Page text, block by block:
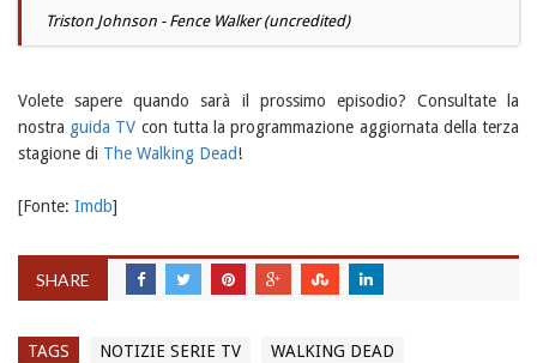
Triston Johnson - Fence Walker (uncredited)
Volete sapere quando sarà il prossimo episodio? Consultate la
nostra guida TV con tutta la programmazione aggiornata della terza
stagione di The Walking Dead!
[Fonte: Imdb]
SHARE
TAGS NOTIZIE SERIE TV
WALKING DEAD